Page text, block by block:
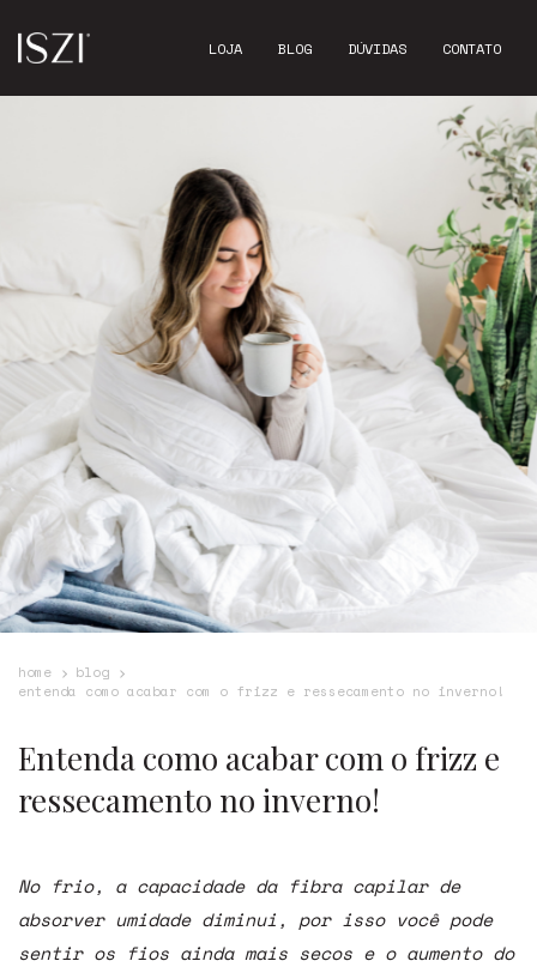
LOJA BLOG DÚVIDAS CONTATO
home
blog
entenda como acabar com o frizz e ressecamento no inverno!
Entenda como acabar com o frizz e
ressecamento no inverno!
No frio, a capacidade da fibra capilar de
absorver umidade diminui, por isso você pode
sentir os fios ainda mais secos e o aumento do